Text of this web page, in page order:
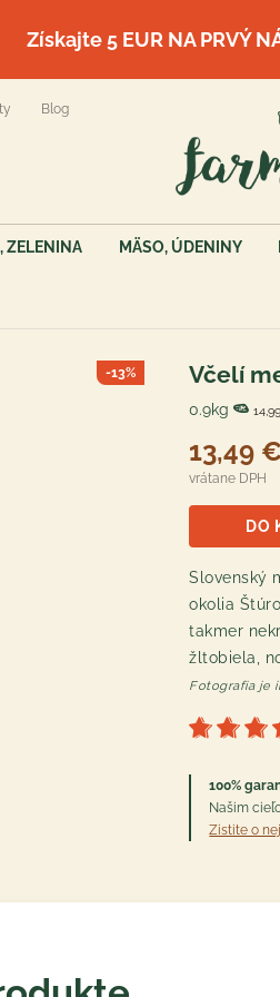
Získajte 5 EUR NA PRVÝ
Blog
ZELENINA MÄSO, ÚDENINY
-13% Včelí
0.9kg
13,49 €
vrátane DPH
DO
Slovenský
okolia
takmer
žltobiela,
Fotografia je
100%
Našim
Zistite o